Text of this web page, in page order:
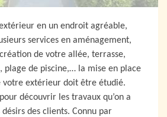
en un endroit agréable,
services en aménagement,
de votre allée, terrasse,
plage de piscine,… la mise en place
votre extérieur doit être étudié.
découvrir les travaux qu’on a
des clients. Connu par